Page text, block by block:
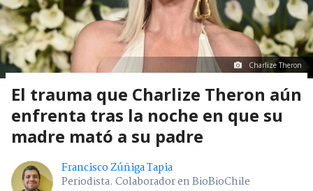
Charlize Theron
El trauma que Charlize Theron aún
enfrenta tras la noche en que su
madre mató a su padre
Francisco Zúñiga Tapia
Periodista. Colaborador en BioBioChile